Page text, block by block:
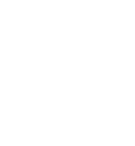
der Mietsache / dem
durch das
können in